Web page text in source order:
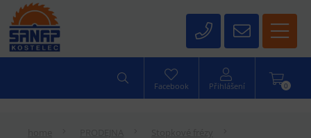
0
Facebook Přihlášení